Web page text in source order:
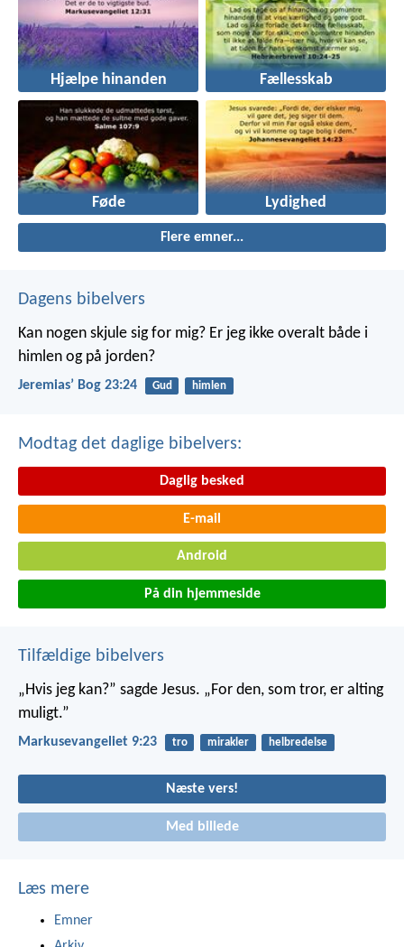
Hjælpe hinanden Fællesskab
Føde Lydighed
Flere emner...
Dagens bibelvers
Kan nogen skjule sig for mig? Er jeg ikke overalt både i
himlen og på jorden?
Jeremiasʼ Bog 23:24 Gud himlen
Modtag det daglige bibelvers:
Daglig besked
E-mail
Android
På din hjemmeside
Tilfældige bibelvers
„Hvis jeg kan?” sagde Jesus. „For den, som tror, er alting
muligt.”
Markusevangeliet 9:23 tro mirakler helbredelse
Næste vers!
Med billede
Læs mere
Emner